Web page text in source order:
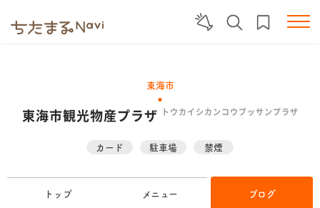
東海市
東海市観光物産プラザ トウカイシカンコウブッサンプラザ
カード 駐車場 禁煙
トップ メニュー ブログ